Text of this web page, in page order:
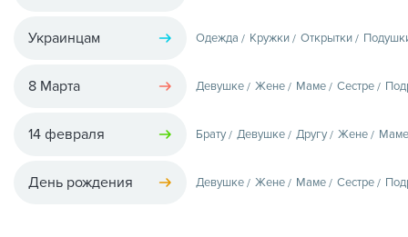
Украинцам Одежда Кружки Открытки
8 Марта Девушке Жене Маме Сестре
14 февраля Брату Девушке Другу Жене Маме
День рождения Девушке Жене Маме Сестре